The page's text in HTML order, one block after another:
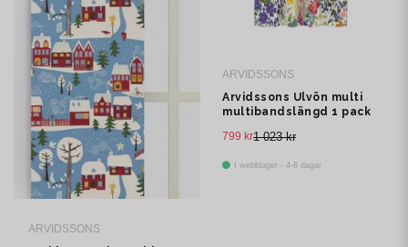
ARVIDSSONS
ARVIDSSONS
Arvidssons Ulvön multi
multibandslängd 1 pack
1 023 kr
799 kr
I webblager - 4-8 dagar